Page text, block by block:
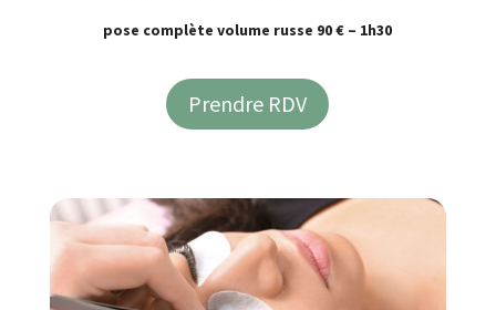
pose complète volume russe 90 € – 1h30
Prendre RDV